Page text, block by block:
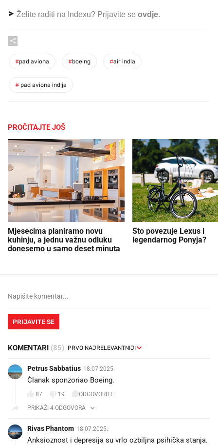
Želite raditi na Indexu? Prijavite se ovdje.
#pad aviona #boeing #air india
# pad aviona indija
PROČITAJTE JOŠ
Mjesecima planiramo novu
kuhinju, a jednu važnu odluku
donesemo u samo deset minuta
Što povezuje Lexus i
legendarnog Ponyja?
PRIJAVITE SE
KOMENTARI (85)
Petrus Sabbatius 18.07.2025.
Članak sponzoriao Boeing.
87 19
ODGOVORITE
PRIKAŽI 4 ODGOVORA
Rivas Phantom 18.07.2025.
Anksioznost i depresija su vrlo ozbiljna psihička stanja.